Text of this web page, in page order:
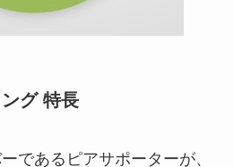
グ 特長
であるピアサポーターが、